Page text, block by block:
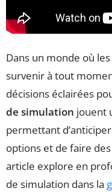
Dans un monde où
survenir à tout
décisions éclairées
de simulation jouent
permettant
options et de faire
article explore en
de simulation dans la